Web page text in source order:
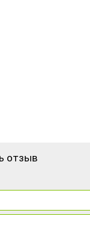
отзыв